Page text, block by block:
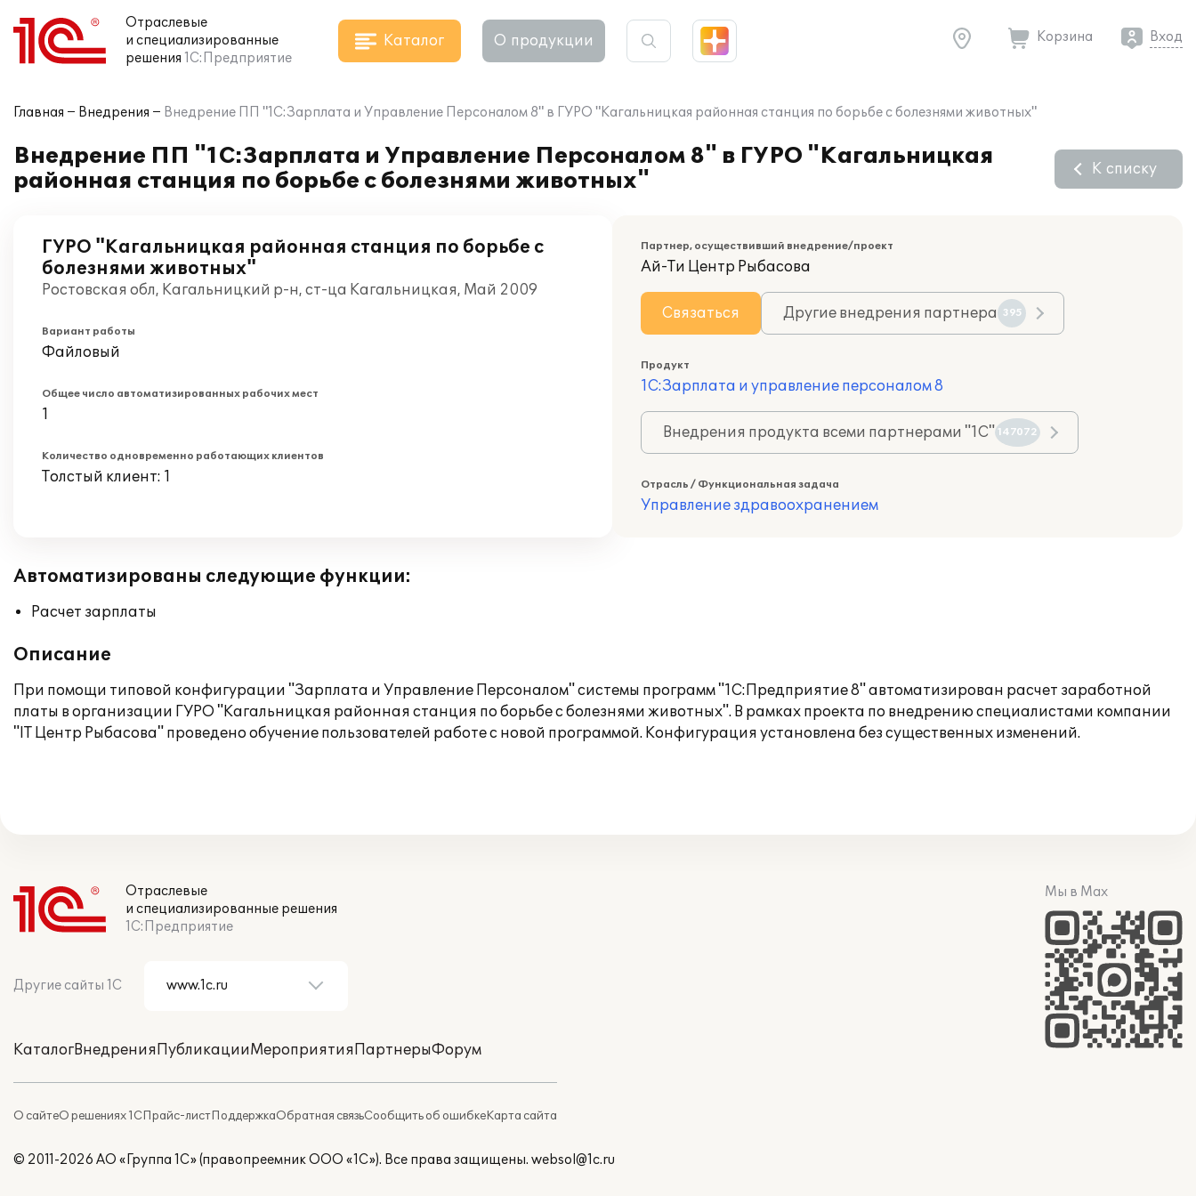
Отраслевые
и специализированные
решения 1С:Предприятие
Каталог О продукции Корзина Вход
Главная Внедрения Внедрение ПП "1С:Зарплата и Управление Персоналом 8" в ГУРО "Кагальницкая районная станция по борьбе с болезнями животных"
Внедрение ПП "1С:Зарплата и Управление Персоналом 8" в ГУРО "Кагальницкая
районная станция по борьбе с болезнями животных"
К списку
ГУРО "Кагальницкая районная станция по борьбе с
болезнями животных"
Ростовская обл, Кагальницкий р-н, ст-ца Кагальницкая, Май 2009
Вариант работы
Файловый
Общее число автоматизированных рабочих мест
1
Количество одновременно работающих клиентов
Толстый клиент: 1
Партнер, осуществивший внедрение/проект
Ай-Ти Центр Рыбасова
Связаться Другие внедрения партнера 395
Продукт
1С:Зарплата и управление персоналом 8
Внедрения продукта всеми партнерами "1С" 147072
Отрасль / Функциональная задача
Управление здравоохранением
Автоматизированы следующие функции:
Расчет зарплаты
Описание
При помощи типовой конфигурации "Зарплата и Управление Персоналом" системы программ "1С:Предприятие 8" автоматизирован расчет заработной
платы в организации ГУРО "Кагальницкая районная станция по борьбе с болезнями животных". В рамках проекта по внедрению специалистами компании
"IT Центр Рыбасова" проведено обучение пользователей работе с новой программой. Конфигурация установлена без существенных изменений.
Отраслевые
и специализированные решения
1С:Предприятие
Другие сайты 1С
КаталогВнедренияПубликацииМероприятияПартнерыФорум
О сайтеО решениях 1СПрайс-листПоддержкаОбратная связьСообщить об ошибкеКарта сайта
Мы в Max
© 2011-2026 АО «Группа 1С» (правопреемник ООО «1С»). Все права защищены. websol@1c.ru